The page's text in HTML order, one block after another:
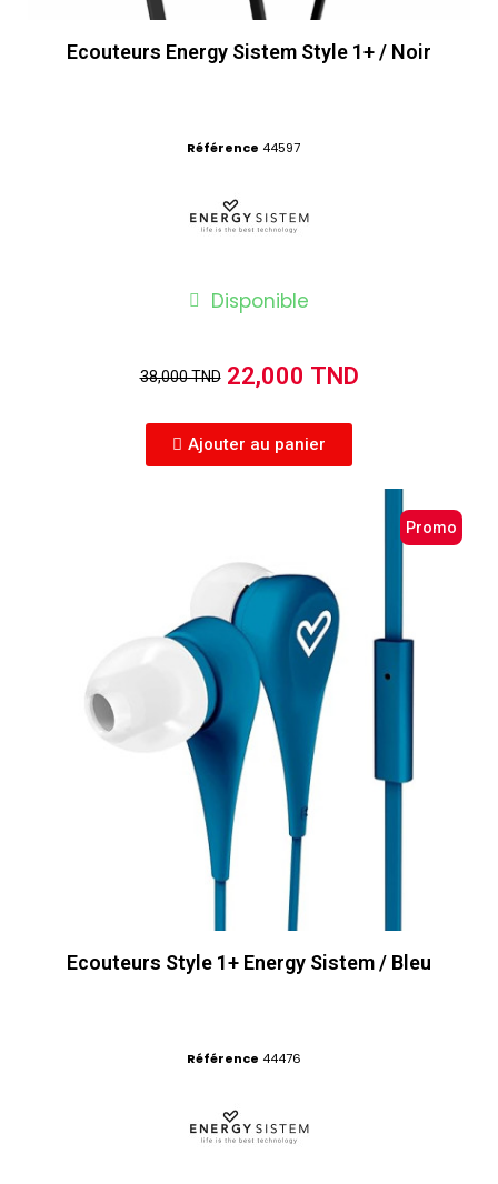
Ecouteurs Energy Sistem Style 1+ / Noir
Référence 44597
Disponible
38,000 TND 22,000 TND
Ajouter au panier
Promo
Ecouteurs Style 1+ Energy Sistem / Bleu
Référence 44476